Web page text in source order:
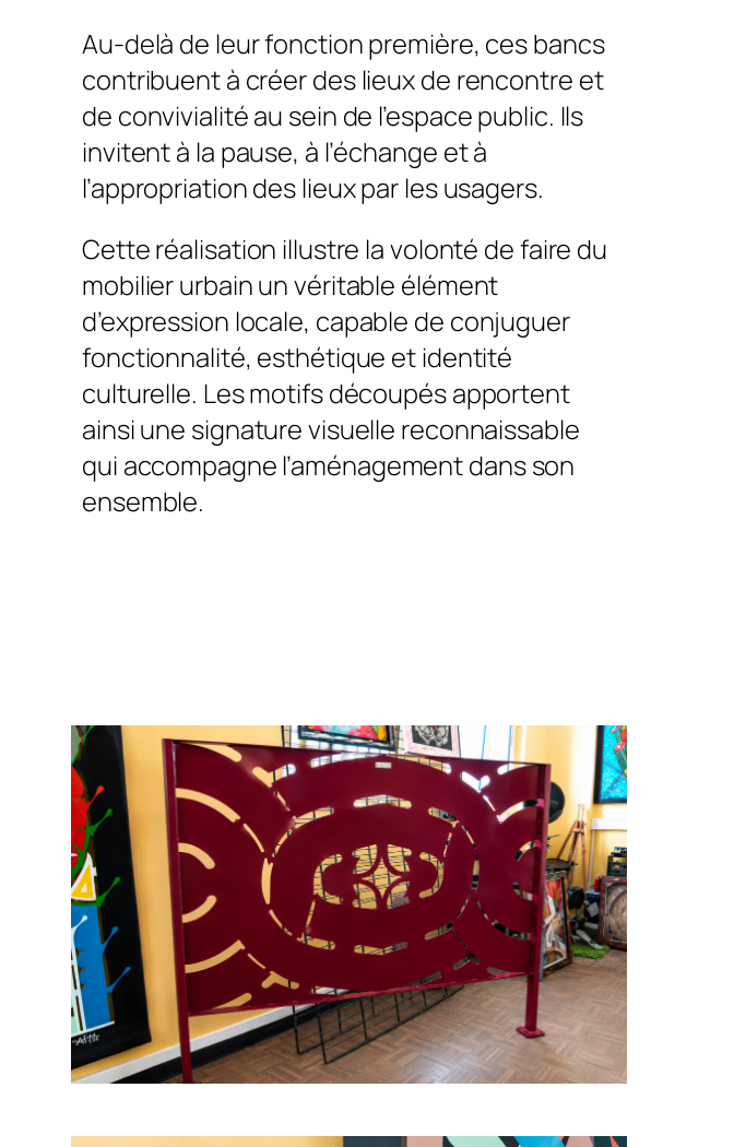
Au-delà de leur fonction première, ces bancs
contribuent à créer des lieux de rencontre et
de convivialité au sein de l’espace public. Ils
invitent à la pause, à l’échange et à
l’appropriation des lieux par les usagers.
Cette réalisation illustre la volonté de faire du
mobilier urbain un véritable élément
d’expression locale, capable de conjuguer
fonctionnalité, esthétique et identité
culturelle. Les motifs découpés apportent
ainsi une signature visuelle reconnaissable
qui accompagne l’aménagement dans son
ensemble.